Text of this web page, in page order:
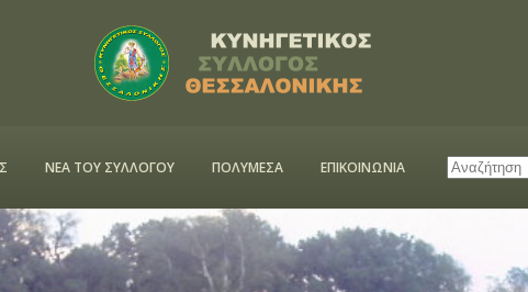
ΝΕΑ ΤΟΥ ΣΥΛΛΟΓΟΥ ΠΟΛΥΜΕΣΑ ΕΠΙΚΟΙΝΩΝΙΑ